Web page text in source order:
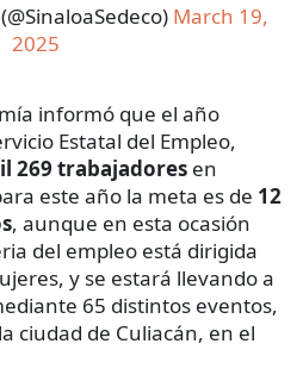
March 19,
2025
informó que el año
Estatal del Empleo,
269 trabajadores en
este año la meta es de 12
, aunque en esta ocasión
del empleo está dirigida
y se estará llevando a
65 distintos eventos,
ciudad de Culiacán, en el